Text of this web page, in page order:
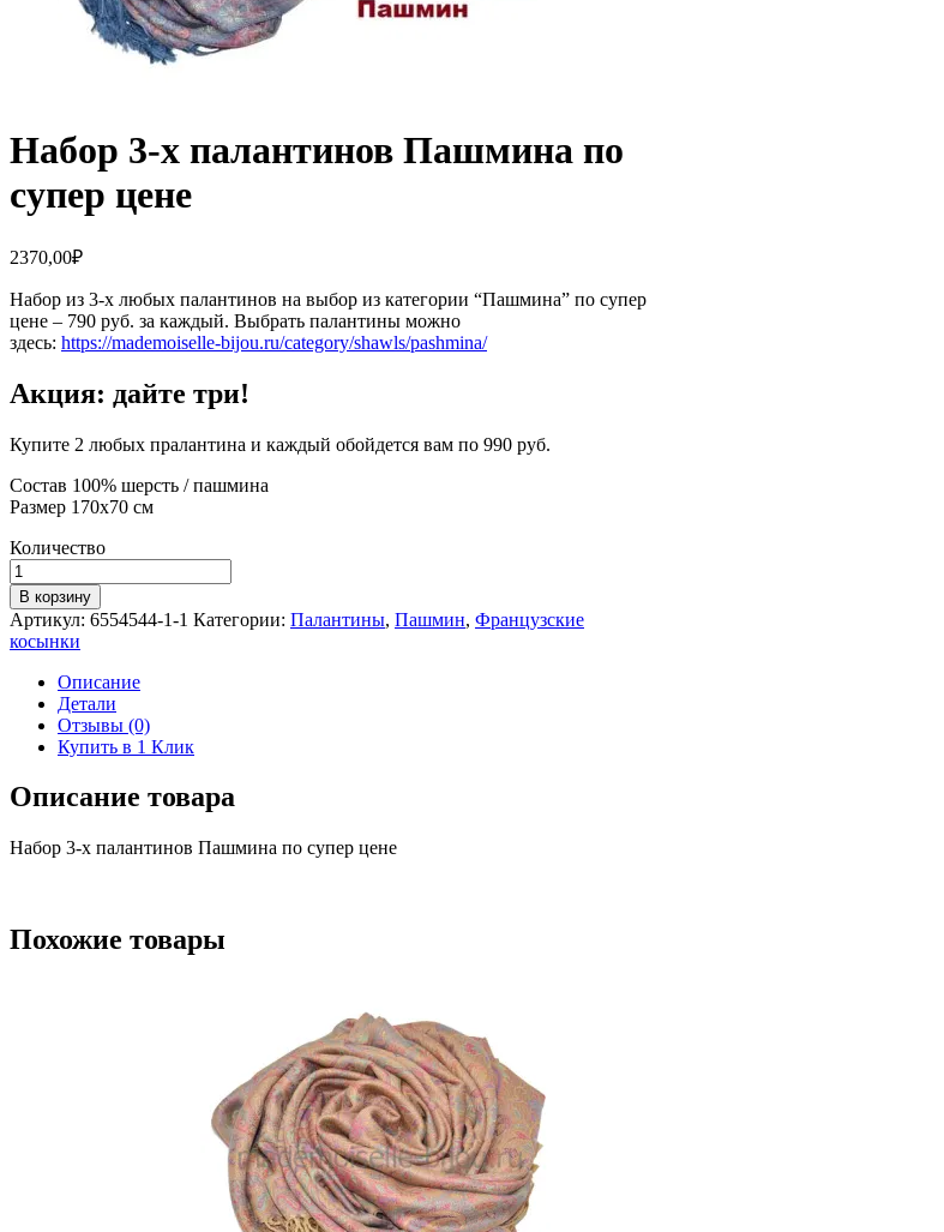
Набор 3-х палантинов Пашмина по
супер цене
2370,00₽
Набор из 3-х любых палантинов на выбор из категории “Пашмина” по супер
цене – 790 руб. за каждый. Выбрать палантины можно
здесь: https://mademoiselle-bijou.ru/category/shawls/pashmina/
Акция: дайте три!
Купите 2 любых пралантина и каждый обойдется вам по 990 руб.
Состав 100% шерсть / пашмина
Размер 170х70 см
Количество
Количество
Набор
3-
х
палантинов
Пашмина
супер
цене
В корзину
Артикул: 6554544-1-1 Категории: Палантины, Пашмин, Французские
косынки
Описание
Детали
Отзывы (0)
Купить в 1 Клик
Описание товара
Набор 3-х палантинов Пашмина по супер цене
Похожие товары